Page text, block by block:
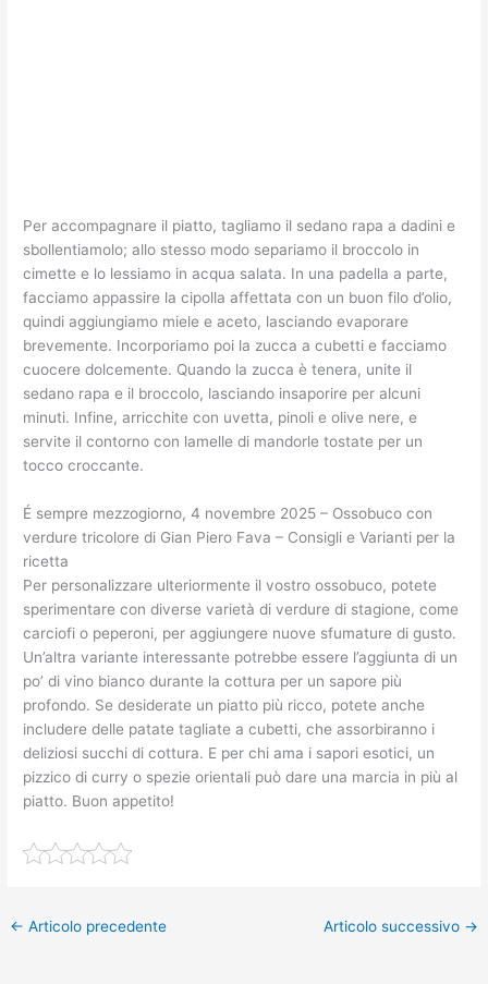
Per accompagnare il piatto, tagliamo il sedano rapa a dadini e
sbollentiamolo; allo stesso modo separiamo il broccolo in
cimette e lo lessiamo in acqua salata. In una padella a parte,
facciamo appassire la cipolla affettata con un buon filo d’olio,
quindi aggiungiamo miele e aceto, lasciando evaporare
brevemente. Incorporiamo poi la zucca a cubetti e facciamo
cuocere dolcemente. Quando la zucca è tenera, unite il
sedano rapa e il broccolo, lasciando insaporire per alcuni
minuti. Infine, arricchite con uvetta, pinoli e olive nere, e
servite il contorno con lamelle di mandorle tostate per un
tocco croccante.
É sempre mezzogiorno, 4 novembre 2025 – Ossobuco con
verdure tricolore di Gian Piero Fava – Consigli e Varianti per la
ricetta
Per personalizzare ulteriormente il vostro ossobuco, potete
sperimentare con diverse varietà di verdure di stagione, come
carciofi o peperoni, per aggiungere nuove sfumature di gusto.
Un’altra variante interessante potrebbe essere l’aggiunta di un
po’ di vino bianco durante la cottura per un sapore più
profondo. Se desiderate un piatto più ricco, potete anche
includere delle patate tagliate a cubetti, che assorbiranno i
deliziosi succhi di cottura. E per chi ama i sapori esotici, un
pizzico di curry o spezie orientali può dare una marcia in più al
piatto. Buon appetito!
← Articolo precedente Articolo successivo →